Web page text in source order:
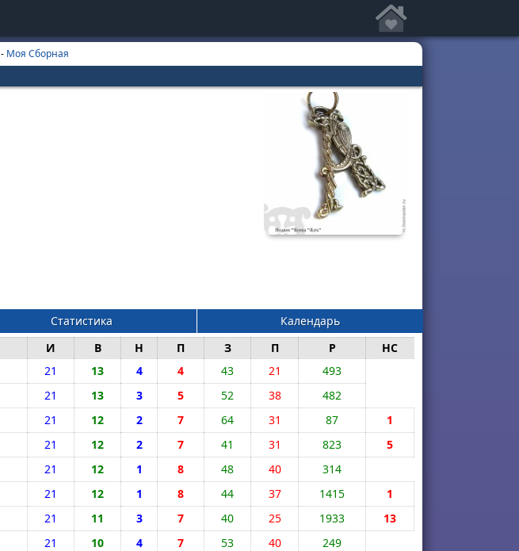
- Моя Сборная
Статистика
Календарь
И В Н П З П Р
НС
21 13 4 4 43 21
493
21 13 3 5 52 38
482
21 12 2 7 64 31 87
1
21 12 2 7 41 31 823
5
21 12 1 8 48 40
314
21 12 1 8 44 37 1415
1
21 11 3 7 40 25 1933
13
21 10 4 7 53 40
249